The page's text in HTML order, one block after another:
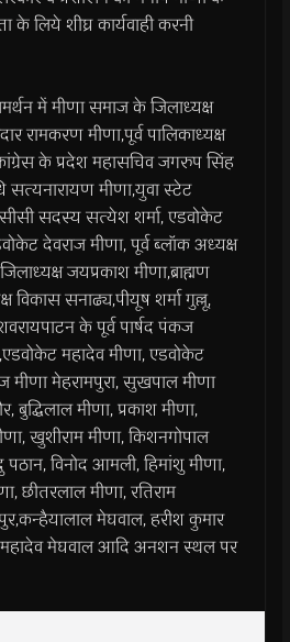
के लिये शीघ्र कार्यवाही करनी
में मीणा समाज के जिलाध्यक्ष
रामकरण मीणा,पूर्व पालिकाध्यक्ष
के प्रदेश महासचिव जगरुप सिंह
सत्यनारायण मीणा,युवा स्टेट
सदस्य सत्येश शर्मा, एडवोकेट
देवराज मीणा, पूर्व ब्लॉक अध्यक्ष
जयप्रकाश मीणा,ब्राह्मण
विकास सनाढ्य,पीयूष शर्मा गुल्लू,
के पूर्व पार्षद पंकज
महादेव मीणा, एडवोकेट
मेहरामपुरा, सुखपाल मीणा
बुद्धिलाल मीणा, प्रकाश मीणा,
खुशीराम मीणा, किशनगोपाल
विनोद आमली, हिमांशु मीणा,
छीतरलाल मीणा, रतिराम
मेघवाल, हरीश कुमार
मेघवाल आदि अनशन स्थल पर